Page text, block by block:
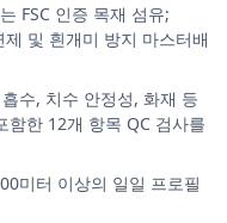
FSC 인증 목재 섬유;
및 흰개미 방지 마스터배
수, 치수 안정성, 화재 등
함한 12개 항목 QC 검사를
미터 이상의 일일 프로필